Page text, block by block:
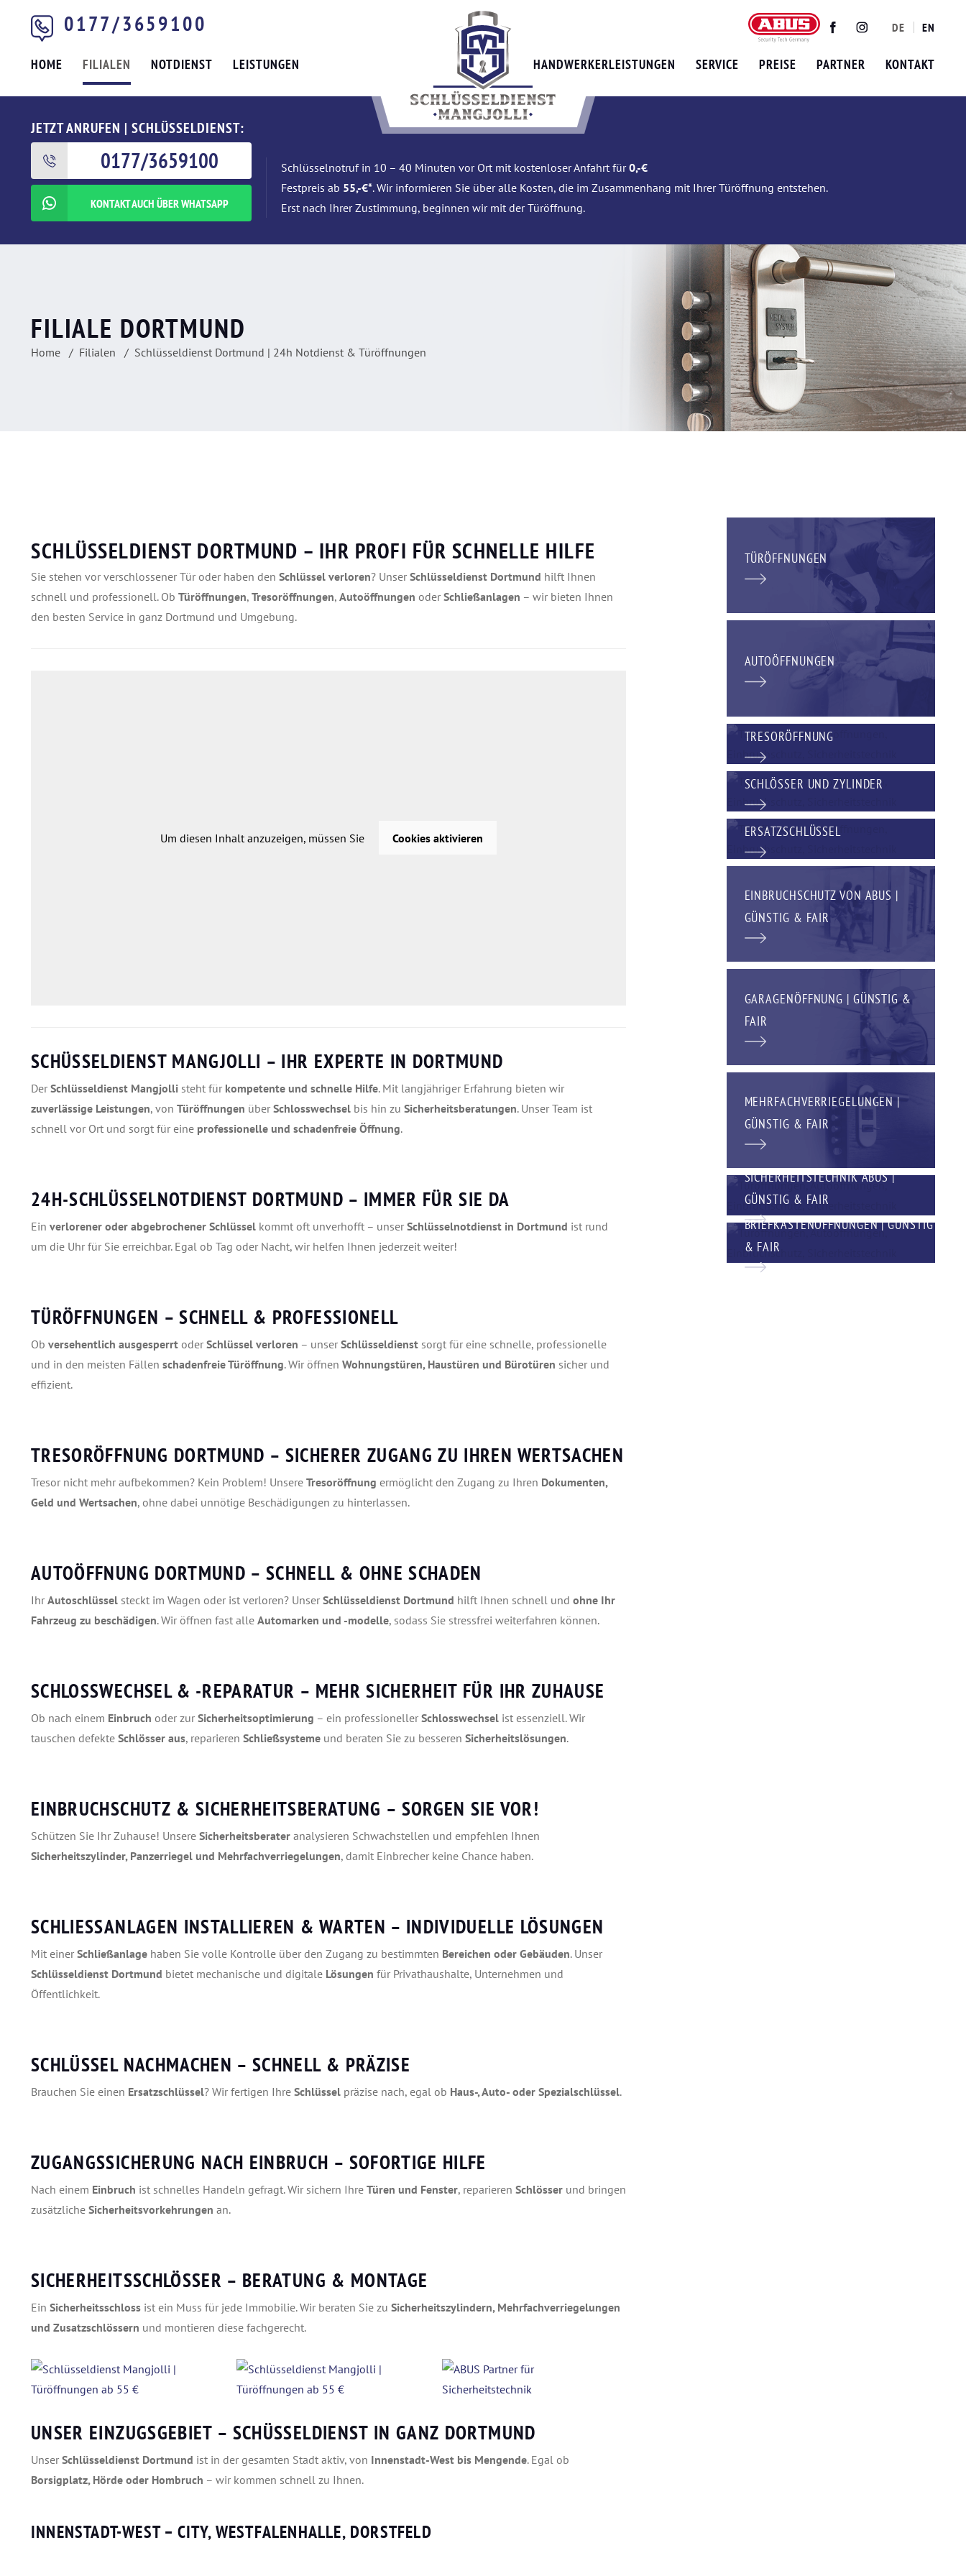
0177/3659100 TwitterFacebookInstagram
DE EN
HOME FILIALEN NOTDIENST LEISTUNGEN HANDWERKERLEISTUNGEN SERVICE PREISE PARTNER KONTAKT
JETZT ANRUFEN | SCHLÜSSELDIENST:
0177/3659100
KONTAKT AUCH ÜBER WHATSAPP
Schlüsselnotruf in 10 – 40 Minuten vor Ort mit kostenloser Anfahrt für0,-€
Festpreis ab 55,-€*. Wir informieren Sie über alle Kosten, die im Zusammenhang mit Ihrer Türöffnung entstehen.
Erst nach Ihrer Zustimmung, beginnen wir mit der Türöffnung.
FILIALE DORTMUND
Home Filialen Schlüsseldienst Dortmund | 24h Notdienst & Türöffnungen
SCHLÜSSELDIENST DORTMUND – IHR PROFI FÜR SCHNELLE HILFE
Sie stehen vor verschlossener Tür oder haben den Schlüssel verloren? Unser Schlüsseldienst Dortmund hilft Ihnen
schnell und professionell. Ob Türöffnungen, Tresoröffnungen, Autoöffnungen oder Schließanlagen – wir bieten Ihnen
den besten Service in ganz Dortmund und Umgebung.
Um diesen Inhalt anzuzeigen, müssen Sie Cookies aktivieren
SCHÜSSELDIENST MANGJOLLI – IHR EXPERTE IN DORTMUND
Der Schlüsseldienst Mangjolli steht für kompetente und schnelle Hilfe. Mit langjähriger Erfahrung bieten wir
zuverlässige Leistungen, von Türöffnungen über Schlosswechsel bis hin zu Sicherheitsberatungen. Unser Team ist
schnell vor Ort und sorgt für eine professionelle und schadenfreie Öffnung.
24H-SCHLÜSSELNOTDIENST DORTMUND – IMMER FÜR SIE DA
Ein verlorener oder abgebrochener Schlüssel kommt oft unverhofft – unser Schlüsselnotdienst in Dortmund ist rund
um die Uhr für Sie erreichbar. Egal ob Tag oder Nacht, wir helfen Ihnen jederzeit weiter!
TÜRÖFFNUNGEN – SCHNELL & PROFESSIONELL
Ob versehentlich ausgesperrt oder Schlüssel verloren – unser Schlüsseldienst sorgt für eine schnelle, professionelle
und in den meisten Fällen schadenfreie Türöffnung. Wir öffnen Wohnungstüren, Haustüren und Bürotüren sicher und
effizient.
TRESORÖFFNUNG DORTMUND – SICHERER ZUGANG ZU IHREN WERTSACHEN
Tresor nicht mehr aufbekommen? Kein Problem! Unsere Tresoröffnung ermöglicht den Zugang zu Ihren Dokumenten,
Geld und Wertsachen, ohne dabei unnötige Beschädigungen zu hinterlassen.
AUTOÖFFNUNG DORTMUND – SCHNELL & OHNE SCHADEN
Ihr Autoschlüssel steckt im Wagen oder ist verloren? Unser Schlüsseldienst Dortmund hilft Ihnen schnell und ohne Ihr
Fahrzeug zu beschädigen. Wir öffnen fast alle Automarken und -modelle, sodass Sie stressfrei weiterfahren können.
SCHLOSSWECHSEL & -REPARATUR – MEHR SICHERHEIT FÜR IHR ZUHAUSE
Ob nach einem Einbruch oder zur Sicherheitsoptimierung – ein professioneller Schlosswechsel ist essenziell. Wir
tauschen defekte Schlösser aus, reparieren Schließsysteme und beraten Sie zu besseren Sicherheitslösungen.
EINBRUCHSCHUTZ & SICHERHEITSBERATUNG – SORGEN SIE VOR!
Schützen Sie Ihr Zuhause! Unsere Sicherheitsberater analysieren Schwachstellen und empfehlen Ihnen
Sicherheitszylinder, Panzerriegel und Mehrfachverriegelungen, damit Einbrecher keine Chance haben.
SCHLIESSANLAGEN INSTALLIEREN & WARTEN – INDIVIDUELLE LÖSUNGEN
Mit einer Schließanlage haben Sie volle Kontrolle über den Zugang zu bestimmten Bereichen oder Gebäuden. Unser
Schlüsseldienst Dortmund bietet mechanische und digitale Lösungen für Privathaushalte, Unternehmen und
Öffentlichkeit.
SCHLÜSSEL NACHMACHEN – SCHNELL & PRÄZISE
Brauchen Sie einen Ersatzschlüssel? Wir fertigen Ihre Schlüssel präzise nach, egal ob Haus-, Auto- oder Spezialschlüssel.
ZUGANGSSICHERUNG NACH EINBRUCH – SOFORTIGE HILFE
Nach einem Einbruch ist schnelles Handeln gefragt. Wir sichern Ihre Türen und Fenster, reparieren Schlösser und bringen
zusätzliche Sicherheitsvorkehrungen an.
SICHERHEITSSCHLÖSSER – BERATUNG & MONTAGE
Ein Sicherheitsschloss ist ein Muss für jede Immobilie. Wir beraten Sie zu Sicherheitszylindern, Mehrfachverriegelungen
und Zusatzschlössern und montieren diese fachgerecht.
UNSER EINZUGSGEBIET – SCHÜSSELDIENST IN GANZ DORTMUND
Unser Schlüsseldienst Dortmund ist in der gesamten Stadt aktiv, von Innenstadt-West bis Mengende. Egal ob
Borsigplatz, Hörde oder Hombruch – wir kommen schnell zu Ihnen.
INNENSTADT-WEST– CITY, WESTFALENHALLE, DORSTFELD
TÜRÖFFNUNGEN
AUTOÖFFNUNGEN
TRESORÖFFNUNG
SCHLÖSSER UND ZYLINDER
ERSATZSCHLÜSSEL
EINBRUCHSCHUTZ VON ABUS |
GÜNSTIG & FAIR
GARAGENÖFFNUNG | GÜNSTIG &
FAIR
MEHRFACHVERRIEGELUNGEN |
GÜNSTIG & FAIR
SICHERHEITSTECHNIK ABUS |
GÜNSTIG & FAIR
BRIEFKASTENÖFFNUNGEN | GÜNSTIG
& FAIR